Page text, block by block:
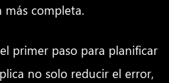
completa.
primer paso para planificar
no solo reducir el error,